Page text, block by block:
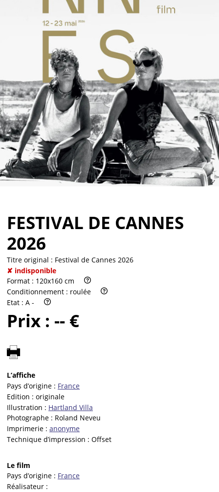
Vendre
FESTIVAL DE CANNES
2026
Titre original : Festival de Cannes 2026
✘ indisponible
Format : 120x160 cm
Conditionnement : roulée
Etat : A -
Prix : -- €
L’affiche
Pays d’origine : France
Edition : originale
Illustration : Hartland Villa
Photographe : Roland Neveu
Imprimerie : anonyme
Technique d’impression : Offset
Le film
Pays d’origine : France
Réalisateur :